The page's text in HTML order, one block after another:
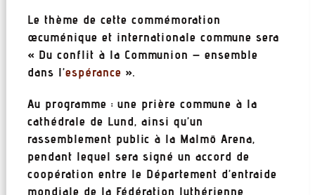
Le thème de cette commémoration
œcuménique et internationale commune sera
« Du conflit à la Communion – ensemble
dans l’espérance ».
Au programme : une prière commune à la
cathédrale de Lund, ainsi qu’un
rassemblement public à la Malmö Arena,
pendant lequel sera signé un accord de
coopération entre le Département d’entraide
mondiale de la Fédération luthérienne